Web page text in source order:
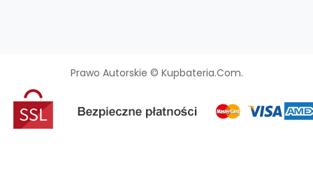
Prawo Autorskie © Kupbateria.com.